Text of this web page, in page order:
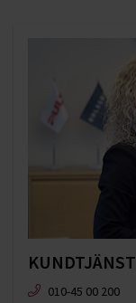
KUNDTJÄNST
010-45 00 200​